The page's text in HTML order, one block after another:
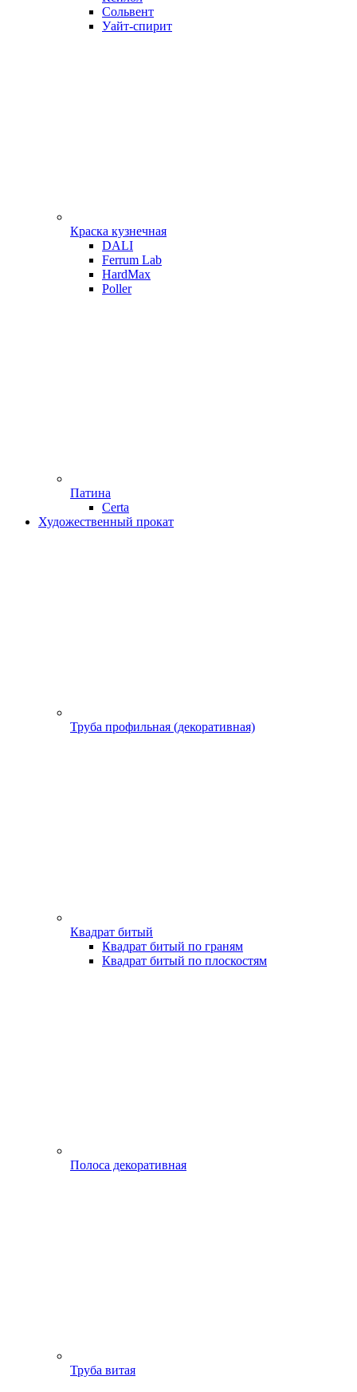
Сольвент
Уайт-спирит
Краска кузнечная
DALI
Ferrum Lab
HardMax
Poller
Патина
Certa
Художественный прокат
Труба профильная (декоративная)
Квадрат битый
Квадрат битый по граням
Квадрат битый по плоскостям
Полоса декоративная
Труба витая